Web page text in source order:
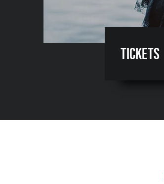
Tickets